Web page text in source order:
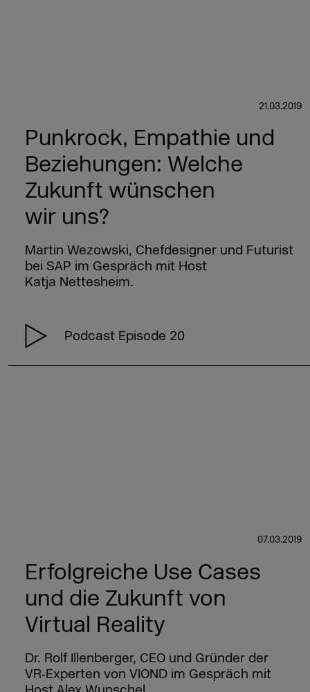
21.03.2019
Punkrock, Empathie und
Beziehungen: Welche
Zukunft wünschen
wir uns?
Martin Wezowski, Chefdesigner und Futurist
bei SAP im Gespräch mit Host
Katja Nettesheim.
Podcast Episode 20
07.03.2019
Erfolgreiche Use Cases
und die Zukunft von
Virtual Reality
Dr. Rolf Illenberger, CEO und Gründer der
VR‑Experten von VIOND im Gespräch mit